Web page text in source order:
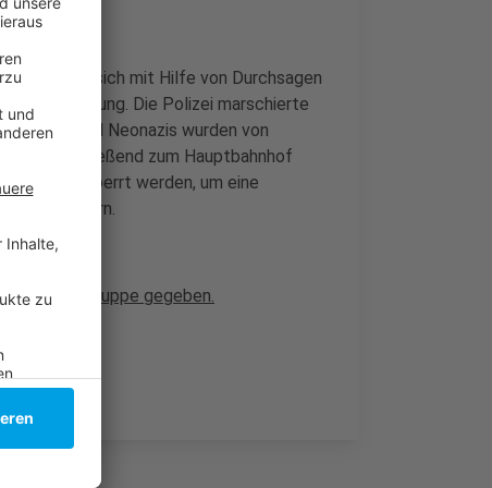
wehrten sich mit Hilfe von Durchsagen
Kundgebung. Die Polizei marschierte
und Neonazis wurden von
anschließend zum Hauptbahnhof
gesperrt werden, um eine
zu verhindern.
Gruppe gegeben.